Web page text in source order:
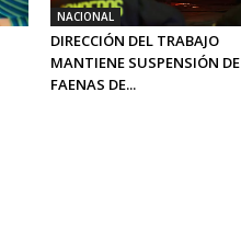
NACIONAL
DIRECCIÓN DEL TRABAJO
MANTIENE SUSPENSIÓN DE
FAENAS DE...